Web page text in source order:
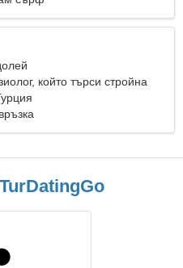
който търси стройна